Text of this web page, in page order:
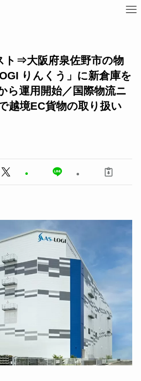
ト⇒大阪府泉佐野市の物
りんくう」に新倉庫を
ら運用開始／国際物流ニ
越境EC貨物の取り扱い